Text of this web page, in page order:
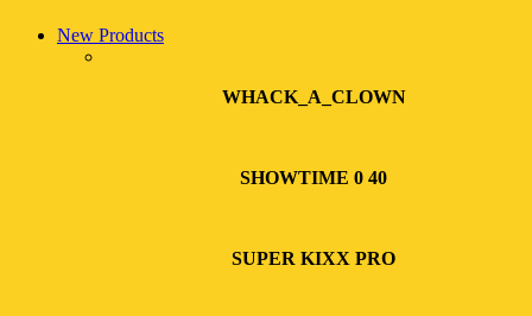
New Products
WHACK_A_CLOWN
SHOWTIME 0 40
SUPER KIXX PRO